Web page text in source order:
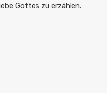
Gottes zu erzählen.